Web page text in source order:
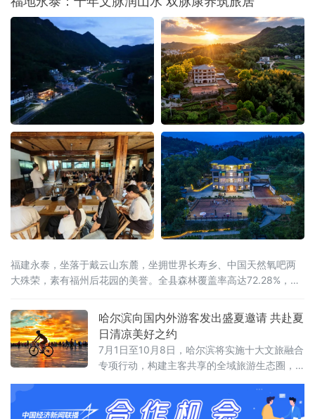
的炽热季风首次吹度山海关，深入广袤的东北粮仓。届时，来自北
京、天津、河北、山西、内蒙古、辽宁、吉林、山东、新疆、黑龙
福建永泰，坐落于戴云山东麓，坐拥世界长寿乡、中国天然氧吧两
大殊荣，素有福州后花园的美誉。全县森林覆盖率高达72.28%，林
哈尔滨向国内外游客发出盛夏邀请 共赴夏
日清凉美好之约
7月1日至10月8日，哈尔滨将实施十大文旅融合
专项行动，构建主客共享的全域旅游生态圈，